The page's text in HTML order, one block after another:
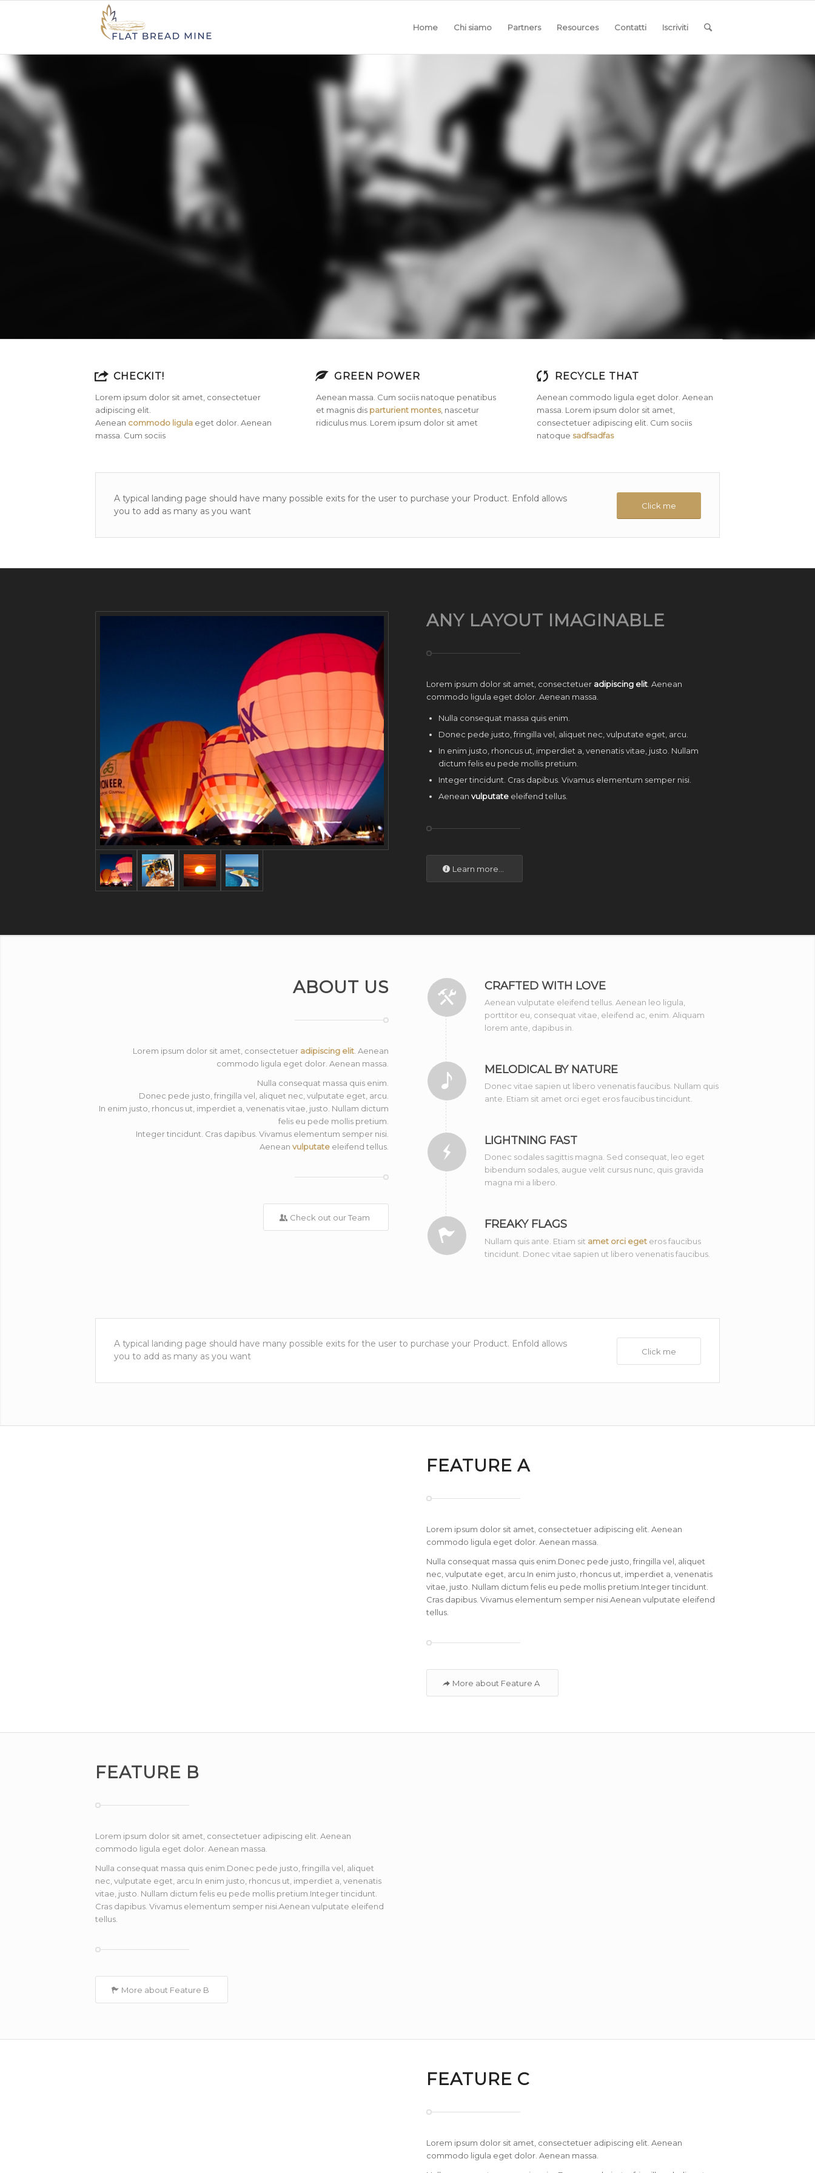
Home Chi siamo Partners Resources Contatti Iscriviti
CHECKIT!
Lorem ipsum dolor sit amet, consectetuer
adipiscing elit.
Aenean commodo ligula eget dolor. Aenean
massa. Cum sociis
GREEN POWER
Aenean massa. Cum sociis natoque penatibus
et magnis dis parturient montes, nascetur
ridiculus mus. Lorem ipsum dolor sit amet
RECYCLE THAT
Aenean commodo ligula eget dolor. Aenean
massa. Lorem ipsum dolor sit amet,
consectetuer adipiscing elit. Cum sociis
natoque sadfsadfas
A typical landing page should have many possible exits for the user to purchase your Product. Enfold allows
you to add as many as you want
Click me
ANY LAYOUT IMAGINABLE
Lorem ipsum dolor sit amet, consectetuer adipiscing elit. Aenean
commodo ligula eget dolor. Aenean massa.
Nulla consequat massa quis enim.
Donec pede justo, fringilla vel, aliquet nec, vulputate eget, arcu.
In enim justo, rhoncus ut, imperdiet a, venenatis vitae, justo. Nullam
dictum felis eu pede mollis pretium.
Integer tincidunt. Cras dapibus. Vivamus elementum semper nisi.
Aenean vulputateeleifend tellus.
Learn more...
ABOUT US
Lorem ipsum dolor sit amet, consectetuer adipiscing elit . Aenean
commodo ligula eget dolor. Aenean massa.
Nulla consequat massa quis enim.
Donec pede justo, fringilla vel, aliquet nec, vulputate eget, arcu.
In enim justo, rhoncus ut, imperdiet a, venenatis vitae, justo. Nullam dictum
felis eu pede mollis pretium.
Integer tincidunt. Cras dapibus. Vivamus elementum semper nisi.
Aeneanvulputate eleifend tellus.
Check out our Team
CRAFTED WITH LOVE
Aenean vulputate eleifend tellus. Aenean leo ligula,
porttitor eu, consequat vitae, eleifend ac, enim. Aliquam
lorem ante, dapibus in.
MELODICAL BY NATURE
Donec vitae sapien ut libero venenatis faucibus. Nullam quis
ante. Etiam sit amet orci eget eros faucibus tincidunt.
LIGHTNING FAST
Donec sodales sagittis magna. Sed consequat, leo eget
bibendum sodales, augue velit cursus nunc, quis gravida
magna mi a libero.
FREAKY FLAGS
Nullam quis ante. Etiam sit amet orci egeteros faucibus
tincidunt. Donec vitae sapien ut libero venenatis faucibus.
A typical landing page should have many possible exits for the user to purchase your Product. Enfold allows
you to add as many as you want
Click me
FEATURE A
Lorem ipsum dolor sit amet, consectetuer adipiscing elit. Aenean
commodo ligula eget dolor. Aenean massa.
Nulla consequat massa quis enim.Donec pede justo, fringilla vel, aliquet
nec, vulputate eget, arcu.In enim justo, rhoncus ut, imperdiet a, venenatis
vitae, justo. Nullam dictum felis eu pede mollis pretium.Integer tincidunt.
Cras dapibus. Vivamus elementum semper nisi.Aenean vulputate eleifend
tellus.
More about Feature A
FEATURE B
Lorem ipsum dolor sit amet, consectetuer adipiscing elit. Aenean
commodo ligula eget dolor. Aenean massa.
Nulla consequat massa quis enim.Donec pede justo, fringilla vel, aliquet
nec, vulputate eget, arcu.In enim justo, rhoncus ut, imperdiet a, venenatis
vitae, justo. Nullam dictum felis eu pede mollis pretium.Integer tincidunt.
Cras dapibus. Vivamus elementum semper nisi.Aenean vulputate eleifend
tellus.
More about Feature B
FEATURE C
Lorem ipsum dolor sit amet, consectetuer adipiscing elit. Aenean
commodo ligula eget dolor. Aenean massa.